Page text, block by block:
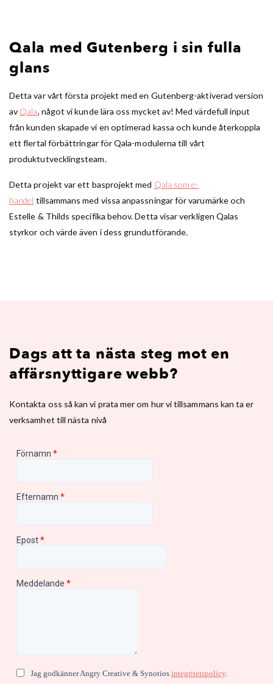
Qala med Gutenberg i sin fulla
glans
Detta var vårt första projekt med en Gutenberg-aktiverad version
av Qala, något vi kunde lära oss mycket av! Med värdefull input
från kunden skapade vi en optimerad kassa och kunde återkoppla
ett flertal förbättringar för Qala-modulerna till vårt
produktutvecklingsteam.
Detta projekt var ett basprojekt med Qala som e-
handel tillsammans med vissa anpassningar för varumärke och
Estelle & Thilds specifika behov. Detta visar verkligen Qalas
styrkor och värde även i dess grundutförande.
Dags att ta nästa steg mot en
affärsnyttigare webb?
Kontakta oss så kan vi prata mer om hur vi tillsammans kan ta er
verksamhet till nästa nivå